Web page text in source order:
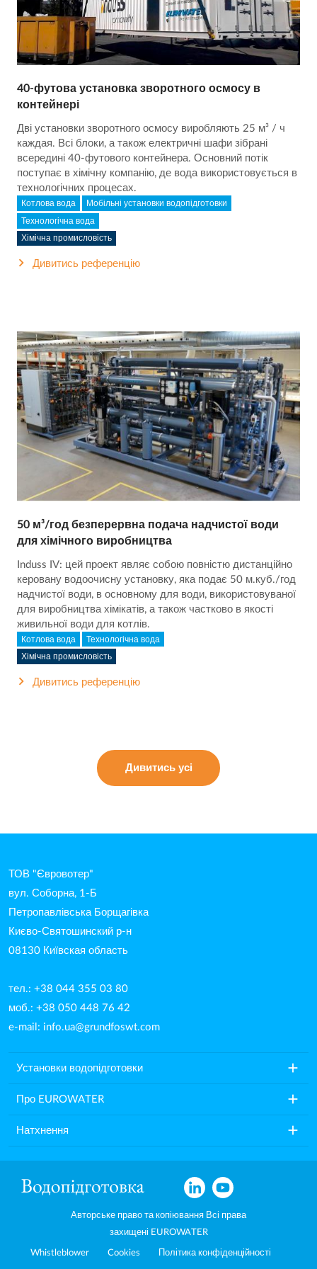
40-футова установка зворотного осмосу в
контейнері
Дві установки зворотного осмосу виробляють 25 м³ / ч
каждая. Всі блоки, а також електричні шафи зібрані
всередині 40-футового контейнера. Основний потік
поступає в хімічну компанію, де вода використовується в
технологічних процесах.
Котлова вода Мобільні установки водопідготовки
Технологічна вода
Хімічна промисловість
Дивитись референцію
50 м³/год безперервна подача надчистої води
для хімічного виробництва
Induss IV: цей проект являє собою повністю дистанційно
керовану водоочисну установку, яка подає 50 м.куб./год
надчистої води, в основному для води, використовуваної
для виробництва хімікатів, а також частково в якості
живильної води для котлів.
Котлова вода Технологічна вода
Хімічна промисловість
Дивитись референцію
Дивитись усі
ТОВ "Євровотер"
вул. Соборна, 1-Б
Петропавлівська Борщагівка
Києво-Святошинский р-н
08130 Київская область
тел.: +38 044 355 03 80
моб.: +38 050 448 76 42
e-mail: info.ua@grundfoswt.com
Установки водопідготовки add
Про EUROWATER add
Натхнення add
Авторське право та копіювання Всі права
захищені EUROWATER
Whistleblower Cookies Політика конфіденційності